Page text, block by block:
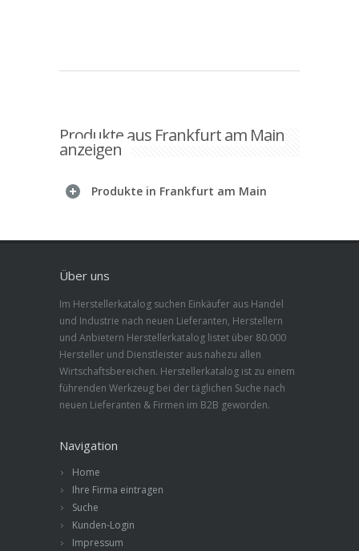
Produkte aus Frankfurt am Main
anzeigen
Produkte in Frankfurt am Main
Über uns
Im Herstellerkatalog suchen Einkäufer aus Handel
und Industrie nach neuen Lieferanten, Herstellern
und Anbietern Herstellerkatalog listet über 80.000
Hersteller und Dienstleister aus nahezu allen
Wirtschaftsbereichen. Herstellerkatalog ist zu einem
führenden Werkzeug bei der täglichen Suche nach
neuen Lieferanten & Firmen im B2B geworden.
Navigation
Home
Ihre Firma eintragen
Suche
Kunden-Login
Impressum